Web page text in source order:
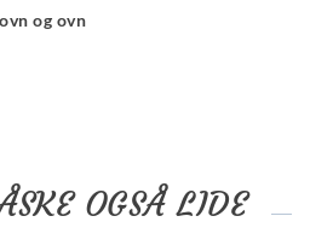
og ovn
OGSÅ LIDE